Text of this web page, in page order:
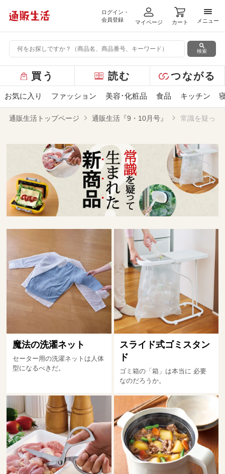
ログイン・
会員登録
マイページ カート
メニ
メニュー
検索
ー
バ
ュ
買う 読む つながる
お気に入り ファッション 美容･化粧品 食品 キッチン
通販生活トップページ 通販生活『9・10月号』 常識を疑って
魔法の洗濯ネット
セーター用の洗濯ネットは人体
型になるべきだ。
スライド式ゴミスタン
ド
ゴミ箱の「箱」は本当に 必要
なのだろうか。